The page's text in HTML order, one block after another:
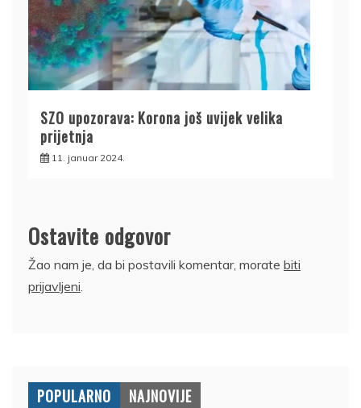
SZO upozorava: Korona još uvijek velika
prijetnja
11. januar 2024.
Ostavite odgovor
Žao nam je, da bi postavili komentar, morate biti
prijavljeni.
POPULARNO NAJNOVIJE